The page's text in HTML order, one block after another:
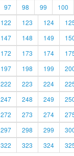
97 98 99 100
122 123 124
147 148 149
172 173 174
197 198 199
222 223 224
247 248 249
272 273 274
297 298 299
322 323 324